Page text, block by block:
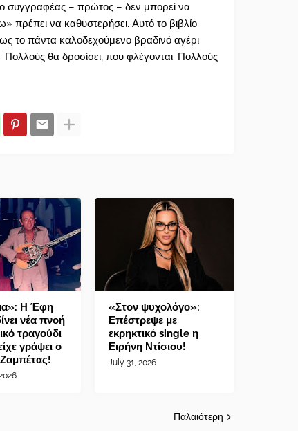
συγγραφέας – πρώτος – δεν μπορεί να
πρέπει να καθυστερήσει. Αυτό το βιβλίο
το πάντα καλοδεχούμενο βραδινό αγέρι
θα δροσίσει, που φλέγονται. Πολλούς
Η Έφη
νέα πνοή
τραγούδι
γράψει ο
«Στον ψυχολόγο»:
Επέστρεψε με
εκρηκτικό single η
Ειρήνη Ντίσιου!
July 31, 2026
Παλαιότερη